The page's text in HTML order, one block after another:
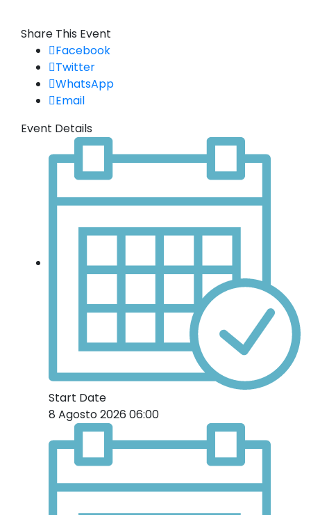
Share This Event
Facebook
Twitter
WhatsApp
Email
Event Details
Start Date
8 Agosto 2026 06:00